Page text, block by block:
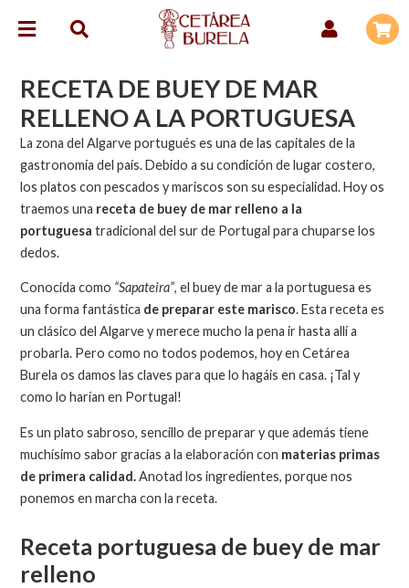
RECETA DE BUEY DE MAR
RELLENO A LA PORTUGUESA
La zona del Algarve portugués es una de las capitales de la
gastronomía del país. Debido a su condición de lugar costero,
los platos con pescados y mariscos son su especialidad. Hoy os
traemos una receta de buey de mar relleno a la
portuguesa tradicional del sur de Portugal para chuparse los
dedos.
Conocida como “Sapateira”, el buey de mar a la portuguesa es
una forma fantástica de preparar este marisco. Esta receta es
un clásico del Algarve y merece mucho la pena ir hasta allí a
probarla. Pero como no todos podemos, hoy en Cetárea
Burela os damos las claves para que lo hagáis en casa. ¡Tal y
como lo harían en Portugal!
Es un plato sabroso, sencillo de preparar y que además tiene
muchísimo sabor gracias a la elaboración con materias primas
de primera calidad.Anotad los ingredientes, porque nos
ponemos en marcha con la receta.
Receta portuguesa de buey de mar
relleno